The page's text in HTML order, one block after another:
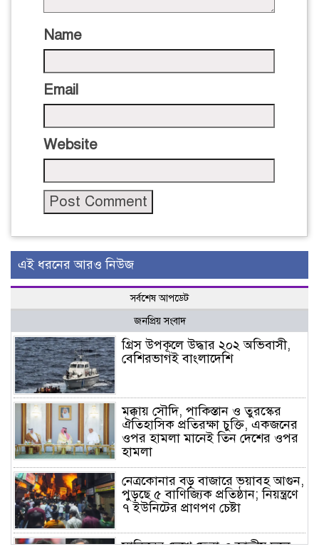
Name
Email
Website
এই ধরনের আরও নিউজ
সর্বশেষ আপডেট
জনপ্রিয় সংবাদ
গ্রিস উপকূলে উদ্ধার ২০২ অভিবাসী,
বেশিরভাগই বাংলাদেশি
মক্কায় সৌদি, পাকিস্তান ও তুরস্কের
ঐতিহাসিক প্রতিরক্ষা চুক্তি, একজনের
ওপর হামলা মানেই তিন দেশের ওপর
হামলা
নেত্রকোনার বড় বাজারে ভয়াবহ আগুন,
পুড়ছে ৫ বাণিজ্যিক প্রতিষ্ঠান; নিয়ন্ত্রণে
৭ ইউনিটের প্রাণপণ চেষ্টা